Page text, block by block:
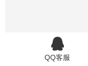
QQ客服